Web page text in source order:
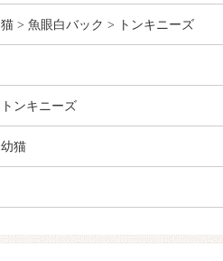
猫 > 魚眼白バック > トンキニーズ
トンキニーズ
幼猫